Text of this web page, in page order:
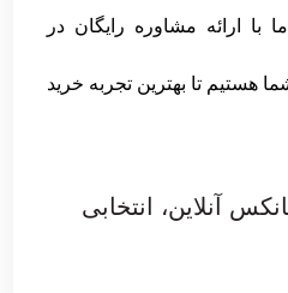
با ارائه مشاوره رایگان در
هستیم تا بهترین تجربه خرید
آنلاین، انتخابی